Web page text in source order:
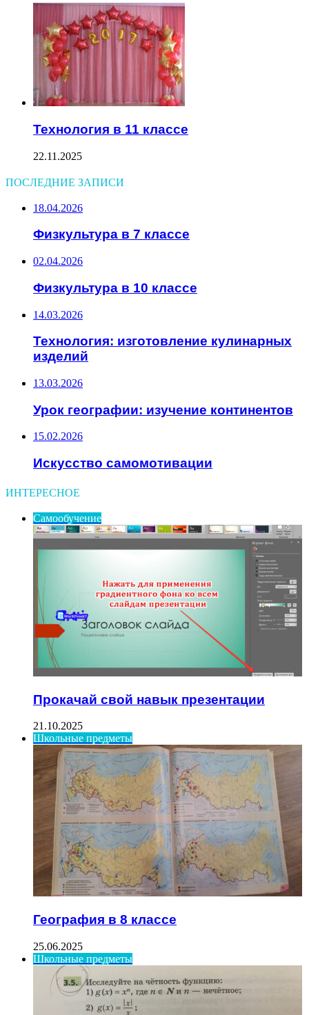
Технология в 11 классе
22.11.2025
ПОСЛЕДНИЕ ЗАПИСИ
18.04.2026
Физкультура в 7 классе
02.04.2026
Физкультура в 10 классе
14.03.2026
Технология: изготовление кулинарных
изделий
13.03.2026
Урок географии: изучение континентов
15.02.2026
Искусство самомотивации
ИНТЕРЕСНОЕ
Самообучение
Прокачай свой навык презентации
21.10.2025
Школьные предметы
География в 8 классе
25.06.2025
Школьные предметы